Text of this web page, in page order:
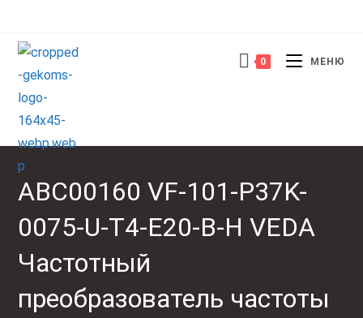
содержимому
0 МЕНЮ
ABC00160 VF-101-P37K-
0075-U-T4-E20-B-H VEDA
Частотный
преобразователь частоты